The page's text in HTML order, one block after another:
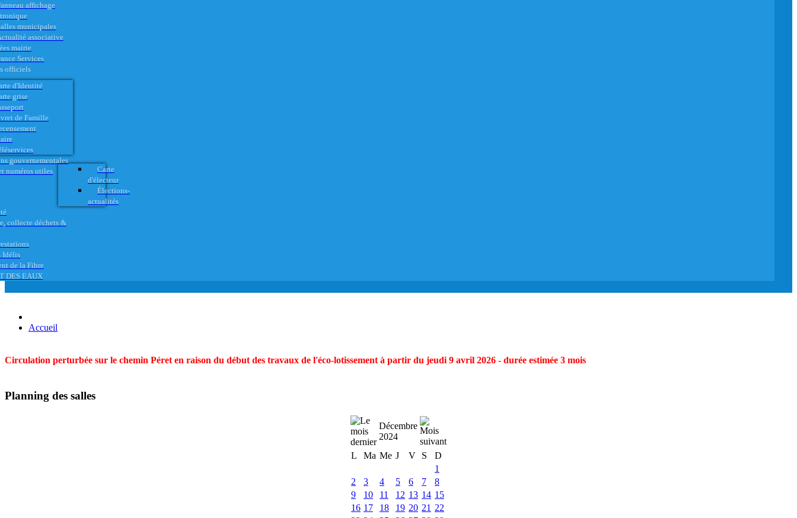
affichage
municipales
associative
mairie
Services
officiels
d'Identité
grise
de Famille
gouvernementales
numéros utiles
Carte
d'électeur
Élections-
actualités
collecte déchets &
Idélis
de la Fibre
DES EAUX
Accueil
Circulation perturbée sur le chemin Péret en raison du début des travaux de l'éco-lotissement à partir du jeudi 9 avril 2026 - durée estimée 3 mois
Planning des salles
Décembre
2024
L
Ma Me J V S
D
1
2
3 4 5 6 7
8
9
10 11 12 13 14 15
16 17 18 19 20 21 22